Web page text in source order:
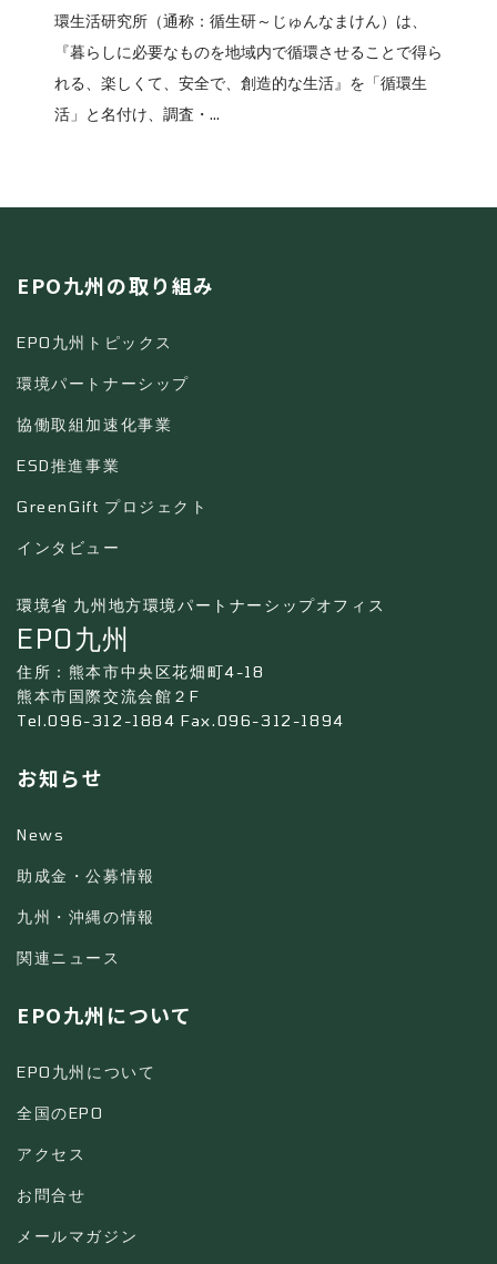
環生活研究所（通称：循生研～じゅんなまけん）は、
『暮らしに必要なものを地域内で循環させることで得ら
れる、楽しくて、安全で、創造的な生活』を「循環生
活」と名付け、調査・...
EPO九州の取り組み
EPO九州トピックス
環境パートナーシップ
協働取組加速化事業
ESD推進事業
GreenGift プロジェクト
インタビュー
環境省 九州地方環境パートナーシップオフィス
EPO九州
住所：熊本市中央区花畑町4-18
熊本市国際交流会館２F
Tel.096-312-1884 Fax.096-312-1894
お知らせ
News
助成金・公募情報
九州・沖縄の情報
関連ニュース
EPO九州について
EPO九州について
全国のEPO
アクセス
お問合せ
メールマガジン